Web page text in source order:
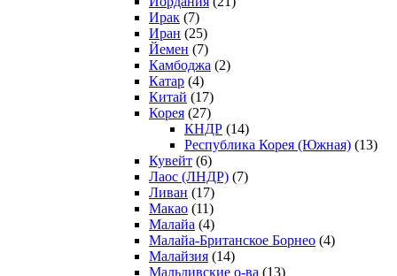
Ирак (7)
Иран (25)
Йемен (7)
Камбоджа (2)
Катар (4)
Китай (17)
Корея (27)
КНДР (14)
Республика Корея (Южная) (13)
Кувейт (6)
Лаос (ЛНДР) (7)
Ливан (17)
Макао (11)
Малайа (4)
Малайа-Британское Борнео (4)
Малайзия (14)
Мальдивские о-ва (13)